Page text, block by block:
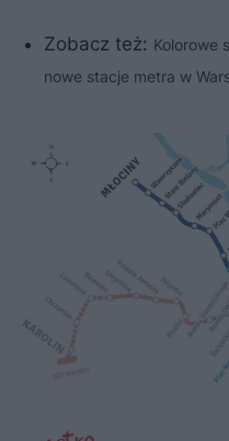
Zobacz też: Kolorowe
nowe stacje metra w